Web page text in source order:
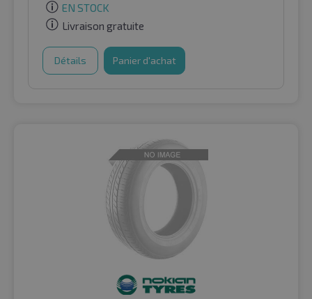
EN STOCK
Livraison gratuite
Détails Panier d'achat